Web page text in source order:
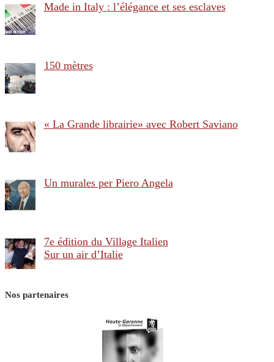
Made in Italy : l’élégance et ses esclaves
150 mètres
« La Grande librairie» avec Robert Saviano
Un murales per Piero Angela
7e édition du Village Italien
Sur un air d’Italie
Nos partenaires